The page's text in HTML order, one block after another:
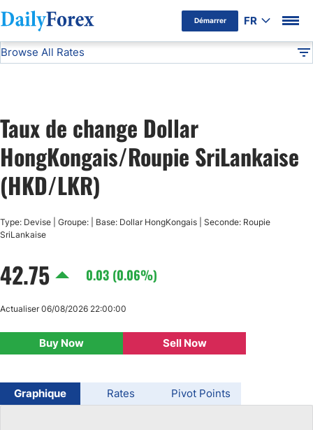
Démarrer FR
Avertissement Publicitaire
Browse All Rates
USD/JPY
GBP/USD
USD/BRL
Taux de change Dollar
HongKongais/Roupie SriLankaise
(HKD/LKR)
Type: Devise | Groupe: | Base: Dollar HongKongais | Seconde: Roupie
SriLankaise
42.75 0.03 (0.06%)
Buy Now Sell Now
Actualiser 06/08/2026 22:00:00
Graphique Rates Pivot Points